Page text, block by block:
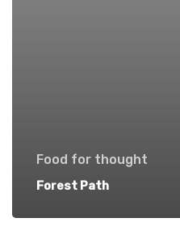
Food for thought
Forest Path